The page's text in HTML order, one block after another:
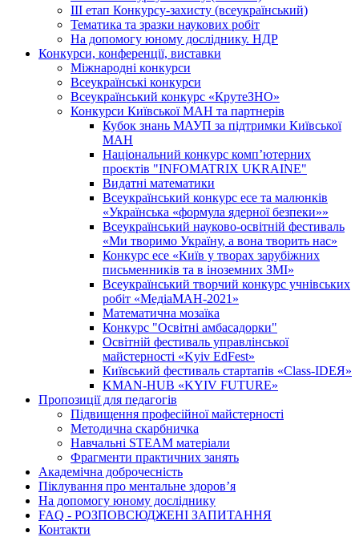
ІІІ етап Конкурсу-захисту (всеукраїнський)
Тематика та зразки наукових робіт
На допомогу юному досліднику. НДР
Конкурси, конференції, виставки
Міжнародні конкурси
Всеукраїнські конкурси
Всеукраїнський конкурс «КрутеЗНО»
Конкурси Київської МАН та партнерів
Кубок знань МАУП за підтримки Київської
МАН
Національний конкурс комп’ютерних
проєктів "INFOMATRIX UKRAINE"
Видатні математики
Всеукраїнський конкурс есе та малюнків
«Українська «формула ядерної безпеки»»
Всеукраїнський науково-освітній фестиваль
«Ми творимо Україну, а вона творить нас»
Конкурс есе «Київ у творах зарубіжних
письменників та в іноземних ЗМІ»
Всеукраїнський творчий конкурс учнівських
робіт «МедіаМАН-2021»
Математична мозаїка
Конкурс "Освітні амбасадорки"
Освітній фестиваль управлінської
майстерності «Kyiv EdFest»
Київський фестиваль стартапів «Class-IDEЯ»
KMAN-HUB «KYIV FUTURE»
Пропозиції для педагогів
Підвищення професійної майстерності
Методична скарбничка
Навчальні STEAM матеріали
Фрагменти практичних занять
Академічна доброчесність
Піклування про ментальне здоровʼя
На допомогу юному досліднику
FAQ - РОЗПОВСЮДЖЕНІ ЗАПИТАННЯ
Контакти